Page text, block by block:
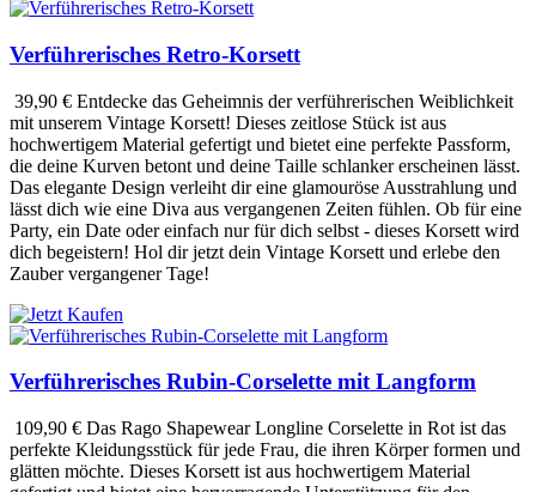
Verführerisches Retro-Korsett
39,90 € Entdecke das Geheimnis der verführerischen Weiblichkeit
mit unserem Vintage Korsett! Dieses zeitlose Stück ist aus
hochwertigem Material gefertigt und bietet eine perfekte Passform,
die deine Kurven betont und deine Taille schlanker erscheinen lässt.
Das elegante Design verleiht dir eine glamouröse Ausstrahlung und
lässt dich wie eine Diva aus vergangenen Zeiten fühlen. Ob für eine
Party, ein Date oder einfach nur für dich selbst - dieses Korsett wird
dich begeistern! Hol dir jetzt dein Vintage Korsett und erlebe den
Zauber vergangener Tage!
Verführerisches Rubin-Corselette mit Langform
109,90 € Das Rago Shapewear Longline Corselette in Rot ist das
perfekte Kleidungsstück für jede Frau, die ihren Körper formen und
glätten möchte. Dieses Korsett ist aus hochwertigem Material